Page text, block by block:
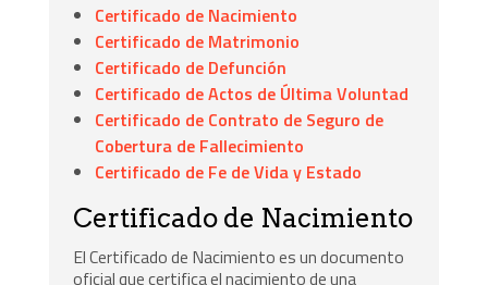
Certificado de Nacimiento
Certificado de Matrimonio
Certificado de Defunción
Certificado de Actos de Última Voluntad
Certificado de Contrato de Seguro de
Cobertura de Fallecimiento
Certificado de Fe de Vida y Estado
Certificado de Nacimiento
El Certificado de Nacimiento es un documento
oficial que certifica el nacimiento de una